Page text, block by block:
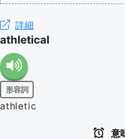
詳細
athletical
形容詞
athletic
意